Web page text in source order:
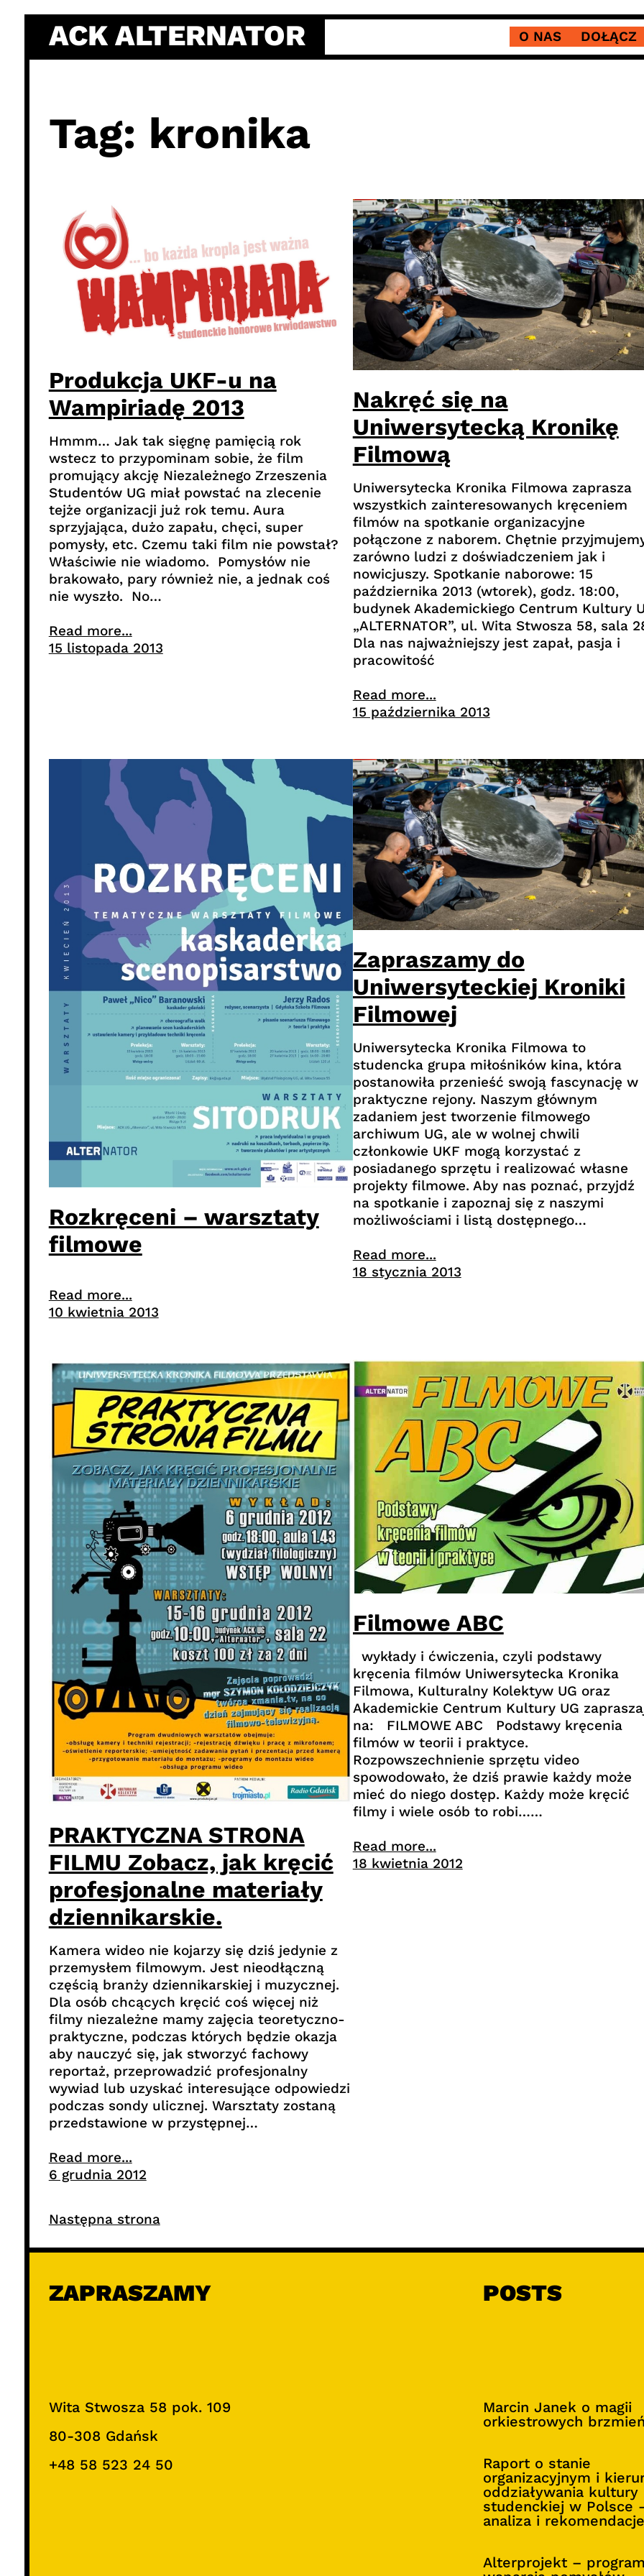
content
ACK ALTERNATOR O NAS DOŁĄCZ
Tag: kronika
Produkcja UKF-u na
Wampiriadę 2013
Hmmm… Jak tak sięgnę pamięcią rok
wstecz to przypominam sobie, że film
promujący akcję Niezależnego Zrzeszenia
Studentów UG miał powstać na zlecenie
tejże organizacji już rok temu. Aura
sprzyjająca, dużo zapału, chęci, super
pomysły, etc. Czemu taki film nie powstał?
Właściwie nie wiadomo. Pomysłów nie
brakowało, pary również nie, a jednak coś
nie wyszło. No…
Read more...
15 listopada 2013
Nakręć się na
Uniwersytecką Kronikę
Filmową
Uniwersytecka Kronika Filmowa zaprasza
wszystkich zainteresowanych kręceniem
filmów na spotkanie organizacyjne
połączone z naborem. Chętnie
zarówno ludzi z doświadczeniem jak i
nowicjuszy. Spotkanie naborowe: 15
października 2013 (wtorek), godz. 18:00,
budynek Akademickiego Centrum Kultury
„ALTERNATOR”, ul. Wita Stwosza 58, sala
Dla nas najważniejszy jest zapał, pasja i
pracowitość
Read more...
15 października 2013
Rozkręceni – warsztaty
filmowe
Read more...
10 kwietnia 2013
Zapraszamy do
Uniwersyteckiej Kroniki
Filmowej
Uniwersytecka Kronika Filmowa to
studencka grupa miłośników kina, która
postanowiła przenieść swoją fascynację w
praktyczne rejony. Naszym głównym
zadaniem jest tworzenie filmowego
archiwum UG, ale w wolnej chwili
członkowie UKF mogą korzystać z
posiadanego sprzętu i realizować własne
projekty filmowe. Aby nas poznać, przyjdź
na spotkanie i zapoznaj się z naszymi
możliwościami i listą dostępnego…
Read more...
18 stycznia 2013
PRAKTYCZNA STRONA
FILMU Zobacz, jak kręcić
profesjonalne materiały
dziennikarskie.
Kamera wideo nie kojarzy się dziś jedynie z
przemysłem filmowym. Jest nieodłączną
częścią branży dziennikarskiej i muzycznej.
Dla osób chcących kręcić coś więcej niż
filmy niezależne mamy zajęcia teoretyczno-
praktyczne, podczas których będzie okazja
aby nauczyć się, jak stworzyć fachowy
reportaż, przeprowadzić profesjonalny
wywiad lub uzyskać interesujące odpowiedzi
podczas sondy ulicznej. Warsztaty zostaną
przedstawione w przystępnej…
Read more...
6 grudnia 2012
Filmowe ABC
wykłady i ćwiczenia, czyli podstawy
kręcenia filmów Uniwersytecka Kronika
Filmowa, Kulturalny Kolektyw UG oraz
Akademickie Centrum Kultury UG
na: FILMOWE ABC Podstawy kręcenia
filmów w teorii i praktyce.
Rozpowszechnienie sprzętu video
spowodowało, że dziś prawie każdy może
mieć do niego dostęp. Każdy może kręcić
filmy i wiele osób to robi……
Read more...
18 kwietnia 2012
Następna strona
ZAPRASZAMY
Wita Stwosza 58 pok. 109
80-308 Gdańsk
+48 58 523 24 50
POSTS
Marcin Janek o magii
orkiestrowych
Raport o stanie
organizacyjnym i
oddziaływania kultury
studenckiej w Polsce
analiza i rekomendacje
Alterprojekt –